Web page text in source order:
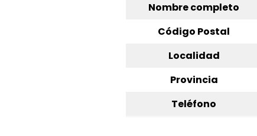
Nombre completo
Código Postal
Localidad
Provincia
Teléfono